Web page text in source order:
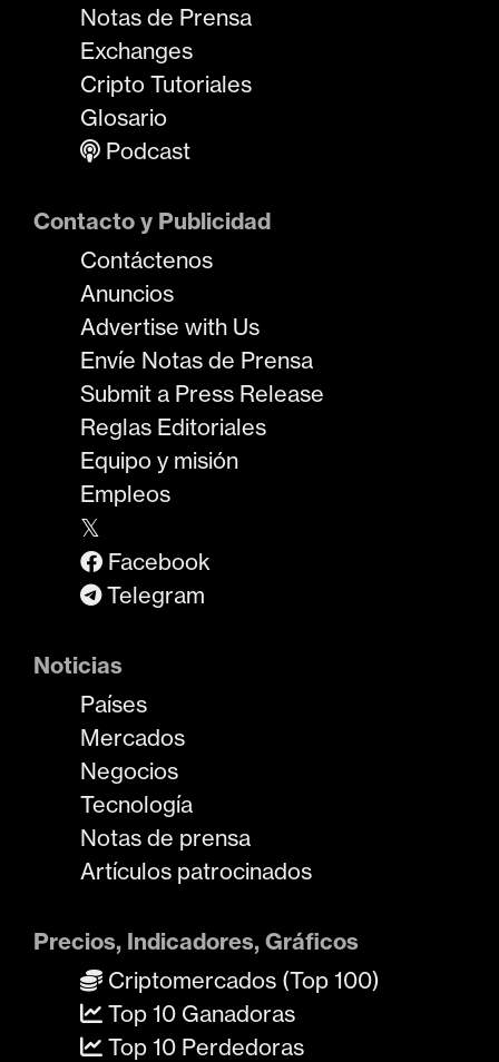
Notas de Prensa
Exchanges
Cripto Tutoriales
Glosario
Podcast
Contacto y Publicidad
Contáctenos
Anuncios
Advertise with Us
Envíe Notas de Prensa
Submit a Press Release
Reglas Editoriales
Equipo y misión
Empleos
𝕏
Facebook
Telegram
Noticias
Países
Mercados
Negocios
Tecnología
Notas de prensa
Artículos patrocinados
Precios, Indicadores, Gráficos
Criptomercados (Top 100)
Top 10 Ganadoras
Top 10 Perdedoras